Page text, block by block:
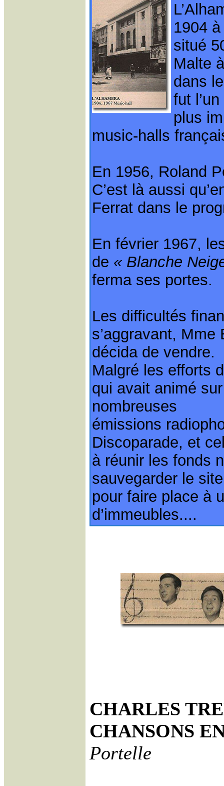
1904
situé
Malte
dans
fut
plus
music-halls
En 1956, Roland
C’est là aussi
Ferrat dans le
En février 1967,
de « Blanche
ferma ses portes.
Les difficultés
s’aggravant,
décida de vendre.
Malgré les efforts
qui avait animé
nombreuses
émissions
Discoparade, et
à réunir les fonds
sauvegarder le
pour faire place à
d’immeubles....
CHARLES
CHANSONS
Portelle